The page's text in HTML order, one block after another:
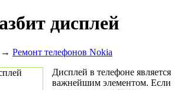
дисплей
→ Ремонт телефонов Nokia
Дисплей в телефоне является
важнейшим элементом. Если